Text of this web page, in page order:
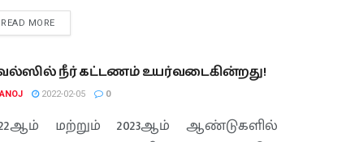
READ MORE
நீர் கட்டணம் உயர்வடைகின்றது!
ANOJ 2022-02-05 0
மற்றும் 2023ஆம் ஆண்டுகளில்